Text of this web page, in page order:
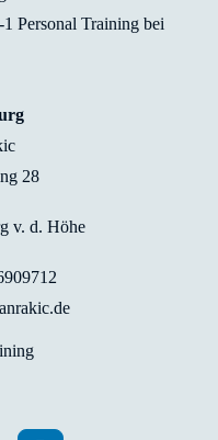
Personal Training bei
28
v. d. Höhe